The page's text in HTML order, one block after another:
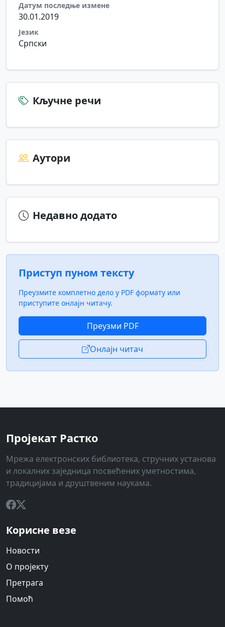
Датум последње измене
30.01.2019
Језик
Српски
Кључне речи
Аутори
Недавно додато
Приступ пуном тексту
Преузмите комплетно дело у PDF формату или
приступите онлајн читачу.
Преузми PDF
Онлајн читач
Пројекат Растко
Мрежа електронских библиотека, стручних установа
и локалних заједница посвећених уметностима,
традицијама и друштвеним наукама.
Корисне везе
Новости
О пројекту
Претрага
Помоћ